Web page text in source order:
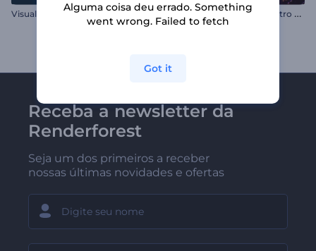
Visualizador de Música Rítmica V
isualizador de Música Electro House
Receba a newsletter da
Renderforest
Seja um dos primeiros a receber
nossas últimas novidades e ofertas
Alguma coisa deu errado. Something
went wrong. Failed to fetch
Got it